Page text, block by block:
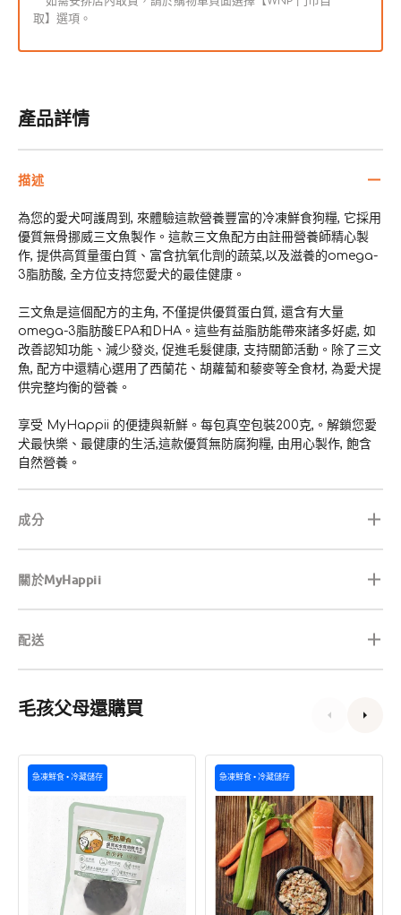
產品詳情
描述
為您的愛犬呵護周到, 來體驗這款營養豐富的冷凍鮮食狗糧, 它採用
優質無骨挪威三文魚製作。這款三文魚配方由註冊營養師精心製
作, 提供高質量蛋白質、富含抗氧化劑的蔬菜,以及滋養的omega-
3脂肪酸, 全方位支持您愛犬的最佳健康。
三文魚是這個配方的主角, 不僅提供優質蛋白質, 還含有大量
omega-3脂肪酸EPA和DHA。這些有益脂肪能帶來諸多好處, 如
改善認知功能、減少發炎, 促進毛髮健康, 支持關節活動。除了三文
魚, 配方中還精心選用了西蘭花、胡蘿蔔和藜麥等全食材, 為愛犬提
供完整均衡的營養。
享受 MyHappii 的便捷與新鮮。每包真空包裝200克,。解鎖您愛
犬最快樂、最健康的生活,這款優質無防腐狗糧, 由用心製作, 飽含
自然營養。
成分
關於MyHappii
配送
毛孩父母還購買
Furbabies'
Meal
急凍鮮食 • 冷藏儲存
MyHappii
冷
凍
鮮
食
無
激
素
雞
急凍鮮食 • 冷藏儲存
狗
糧
藏)
減
少
糧
藏)
加
取】選項。